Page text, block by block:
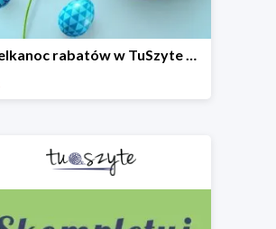
Wielkanoc rabatów w TuSzyte do -50%